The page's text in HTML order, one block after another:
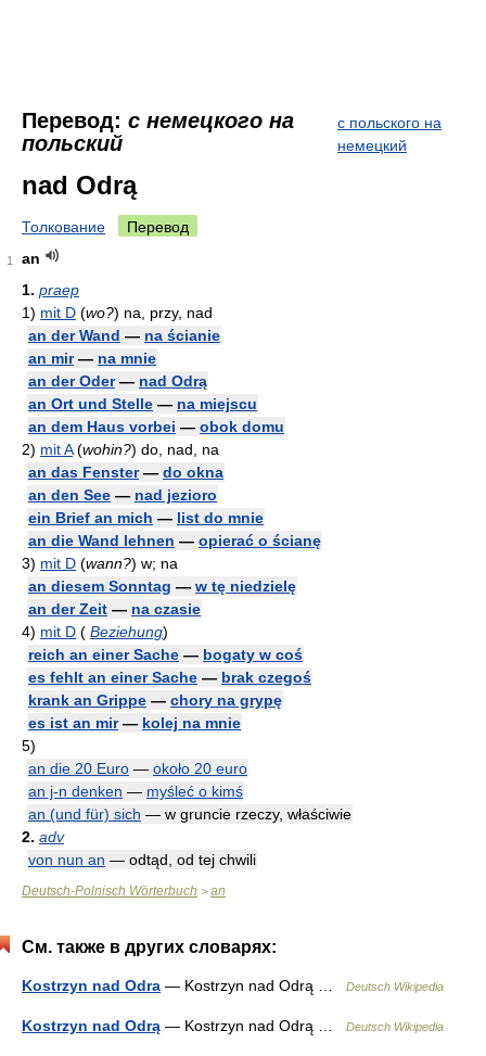
Перевод: с немецкого на
польский
с польского на
немецкий
nad Odrą
Толкование Перевод
1
an
1. praep
1) mit D (wo?) na, przy, nad
an der Wand — na ścianie
an mir— na mnie
an der Oder— nad Odrą
an Ort und Stelle — na miejscu
an dem Haus vorbei — obok domu
2) mit A (wohin?) do, nad, na
an das Fenster— do okna
an den See — nad jezioro
ein Brief an mich — list do mnie
an die Wand lehnen — opierać o ścianę
3) mit D (wann?) w; na
an diesem Sonntag — w tę niedzielę
an der Zeit — na czasie
4) mit D ( Beziehung)
reich an einer Sache — bogaty w coś
es fehlt an einer Sache — brak czegoś
krank an Grippe — chory na grypę
es ist an mir— kolej na mnie
5)
an die 20 Euro — około 20 euro
an j-n denken — myśleć o kimś
an (und für) sich — w gruncie rzeczy, właściwie
2. adv
von nun an — odtąd, od tej chwili
Deutsch-Polnisch Wörterbuch > an
См. также в других словарях:
Kostrzyn nad Odra — Kostrzyn nad Odrą … Deutsch Wikipedia
Kostrzyn nad Odrą — Kostrzyn nad Odrą … Deutsch Wikipedia